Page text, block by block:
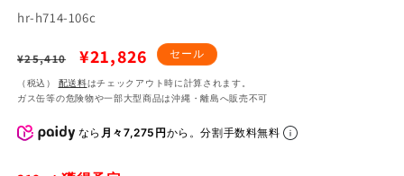
を
SKU:
hr-h714-106c
通
常
価
格
¥25,410
セ
ー
ル
価
¥21,826 セール
（税込） 配送料はチェックアウト時に計算されます。
ガス缶等の危険物や一部大型商品は沖縄・離島へ販売不可
なら 月々7,275円から。分割手数料無料